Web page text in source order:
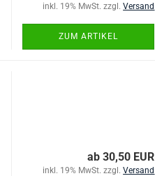
inkl. 19% MwSt. zzgl.Versand
ZUM ARTIKEL
ab 30,50 EUR
inkl. 19% MwSt. zzgl.Versand